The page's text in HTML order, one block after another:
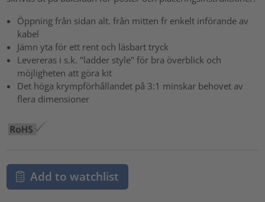
Öppning från sidan alt. från mitten fr enkelt införande av
kabel
Jämn yta för ett rent och läsbart tryck
Levereras i s.k. "ladder style" för bra överblick och
möjligheten att göra kit
Det höga krympförhållandet på 3:1 minskar behovet av
flera dimensioner
Add to watchlist